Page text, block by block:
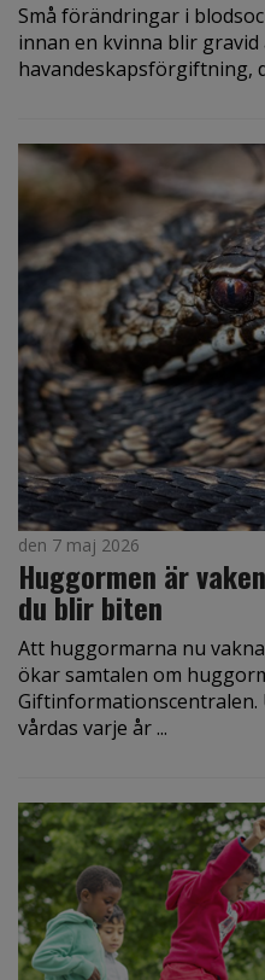
Små förändringar i
innan en kvinna blir
havandeskapsförgiftning,
den 7 maj 2026
Huggormen är
du blir biten
Att huggormarna nu
ökar samtalen om
vårdas varje år ...